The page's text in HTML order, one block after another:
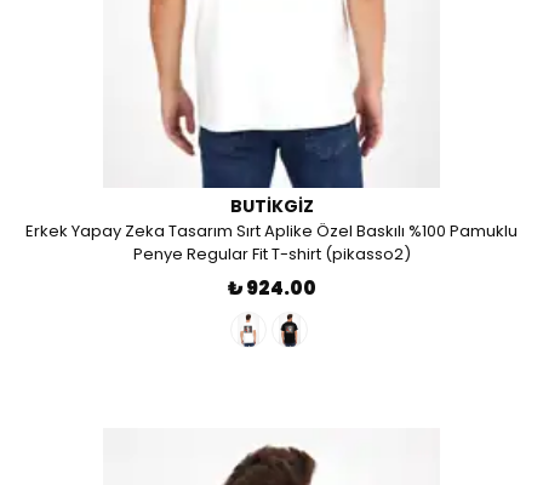
BUTIKGIZ
Erkek Yapay Zeka Tasarım Sırt Aplike Özel Baskılı %100 Pamuklu
Penye Regular Fit T-shirt (pikasso2)
₺ 924.00